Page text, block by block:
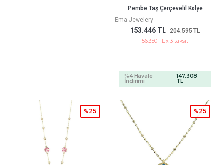
Pembe Taş Çerçevelil Kolye
Ema Jewelery
153.446 TL 204.595 TL
56.350 TL x 3 taksit
%4 Havale
İndirimi
147.308
TL
%25 %25